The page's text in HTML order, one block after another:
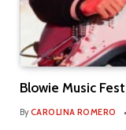
Blowie Music
ByCAROLINA ROMERO